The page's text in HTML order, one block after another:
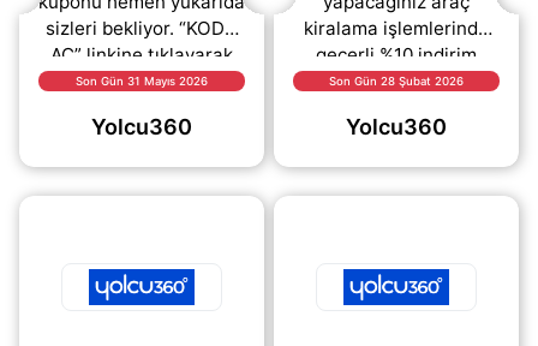
sizleri bekliyor. “KODU
AÇ” linkine tıklayarak
kampanya kodunu
ödeme adımında
Son Gün 31 Mayıs 2026
Yolcu360
kiralama işlemlerinde
geçerli %10 indirim
fırsatı sizleri bekliyor.
kuponu hemen kodu aç
Son Gün 28 Şubat 2026
Yolcu360